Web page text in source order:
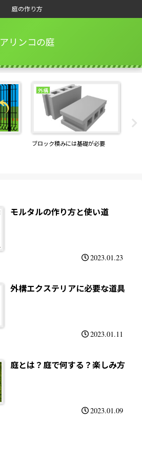
庭の作り方
アリンコの庭
外構
ブロック積みには基礎が必要
モルタルの作り方と使い道
2023.01.23
外構エクステリアに必要な道具
2023.01.11
庭とは？庭で何する？楽しみ方
2023.01.09